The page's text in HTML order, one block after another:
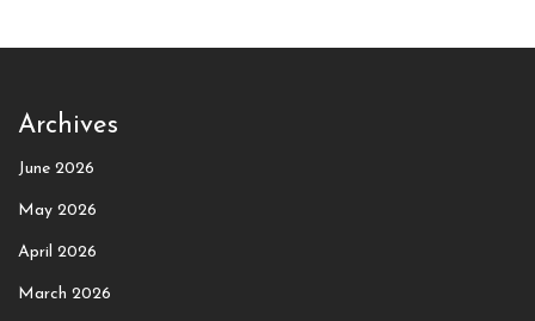
Archives
June 2026
May 2026
April 2026
March 2026